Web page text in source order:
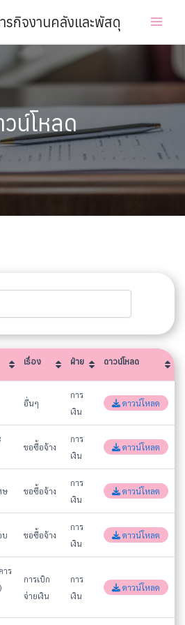
รกิจงานคลังและพัสดุ
วน์โหลด
เรื่อง ฝ่าย ดาวน์โหลด
อื่นๆ
การ
เงิน
ดาวน์โหลด
ขอซื้อจ้าง
การ
เงิน
ดาวน์โหลด
ษ ขอซื้อจ้าง
การ
เงิน
ดาวน์โหลด
บ ขอซื้อจ้าง
การ
เงิน
ดาวน์โหลด
าร
การเบิก
จ่ายเงิน
การ
เงิน
ดาวน์โหลด